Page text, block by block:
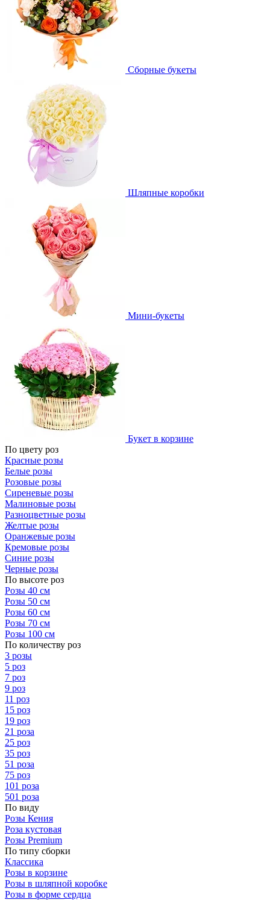
Сборные букеты
Шляпные коробки
Мини-букеты
Букет в корзине
По цвету роз
Красные розы
Белые розы
Розовые розы
Сиреневые розы
Малиновые розы
Разноцветные розы
Желтые розы
Оранжевые розы
Кремовые розы
Синие розы
Черные розы
По высоте роз
Розы 40 см
Розы 50 см
Розы 60 см
Розы 70 см
Розы 100 см
По количеству роз
3 розы
5 роз
7 роз
9 роз
11 роз
15 роз
19 роз
21 роза
25 роз
35 роз
51 роза
75 роз
101 роза
501 роза
По виду
Розы Кения
Роза кустовая
Розы Premium
По типу сборки
Классика
Розы в корзине
Розы в шляпной коробке
Розы в форме сердца